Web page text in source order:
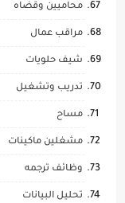
محاميين وقضاه
مراقب عمال
شيف حلويات
تدريب وتشغيل
مساح
مشغلين ماكينات
وظائف ترجمه
تحليل البيانات